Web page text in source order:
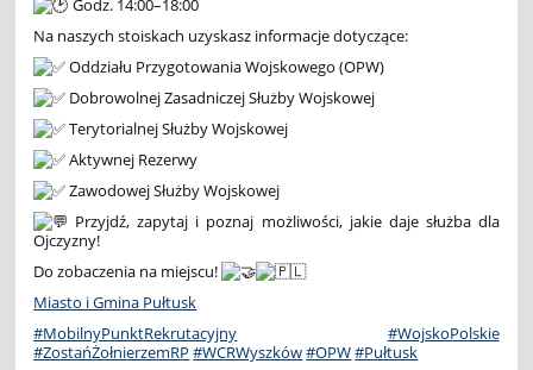
Godz. 14:00–18:00
Na naszych stoiskach uzyskasz informacje dotyczące:
Oddziału Przygotowania Wojskowego (OPW)
Dobrowolnej Zasadniczej Służby Wojskowej
Terytorialnej Służby Wojskowej
Aktywnej Rezerwy
Zawodowej Służby Wojskowej
Przyjdź, zapytaj i poznaj możliwości, jakie daje służba dla
Ojczyzny!
Do zobaczenia na miejscu!
Miasto i Gmina Pułtusk
#MobilnyPunktRekrutacyjny
#WojskoPolskie
#ZostańŻołnierzemRP #WCRWyszków#OPW#Pułtusk